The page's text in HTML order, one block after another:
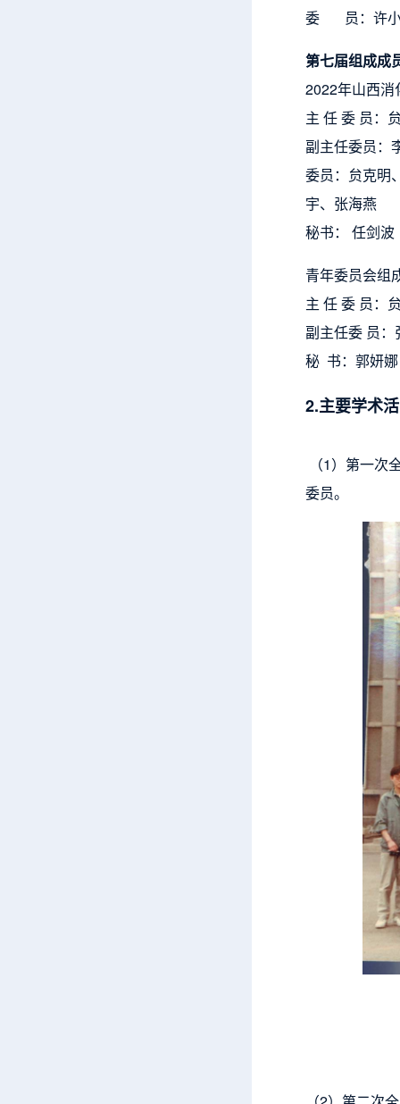
委 员：许小
第七届组成成
2022年山西消
主 任 委 员：
副主任委员：
委员：贠克明
宇、张海燕
秘书： 任剑波
青年委员会组
主 任 委 员：
副主任委 员
秘 书：郭妍
2.主要学术
（1）第一次
委员。